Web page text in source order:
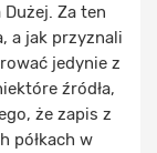
Za ten
a jak przyznali
jedynie z
źródła,
że zapis z
półkach w